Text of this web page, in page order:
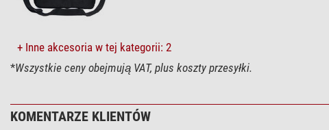
+ Inne akcesoria w tej kategorii: 2
*Wszystkie ceny obejmują VAT, plus koszty przesyłki.
KOMENTARZE KLIENTÓW